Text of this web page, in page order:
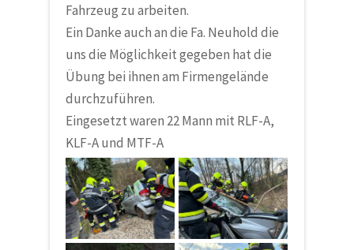
Fahrzeug zu arbeiten.
Ein Danke auch an die Fa. Neuhold die
uns die Möglichkeit gegeben hat die
Übung bei ihnen am Firmengelände
durchzuführen.
Eingesetzt waren 22 Mann mit RLF-A,
KLF-A und MTF-A